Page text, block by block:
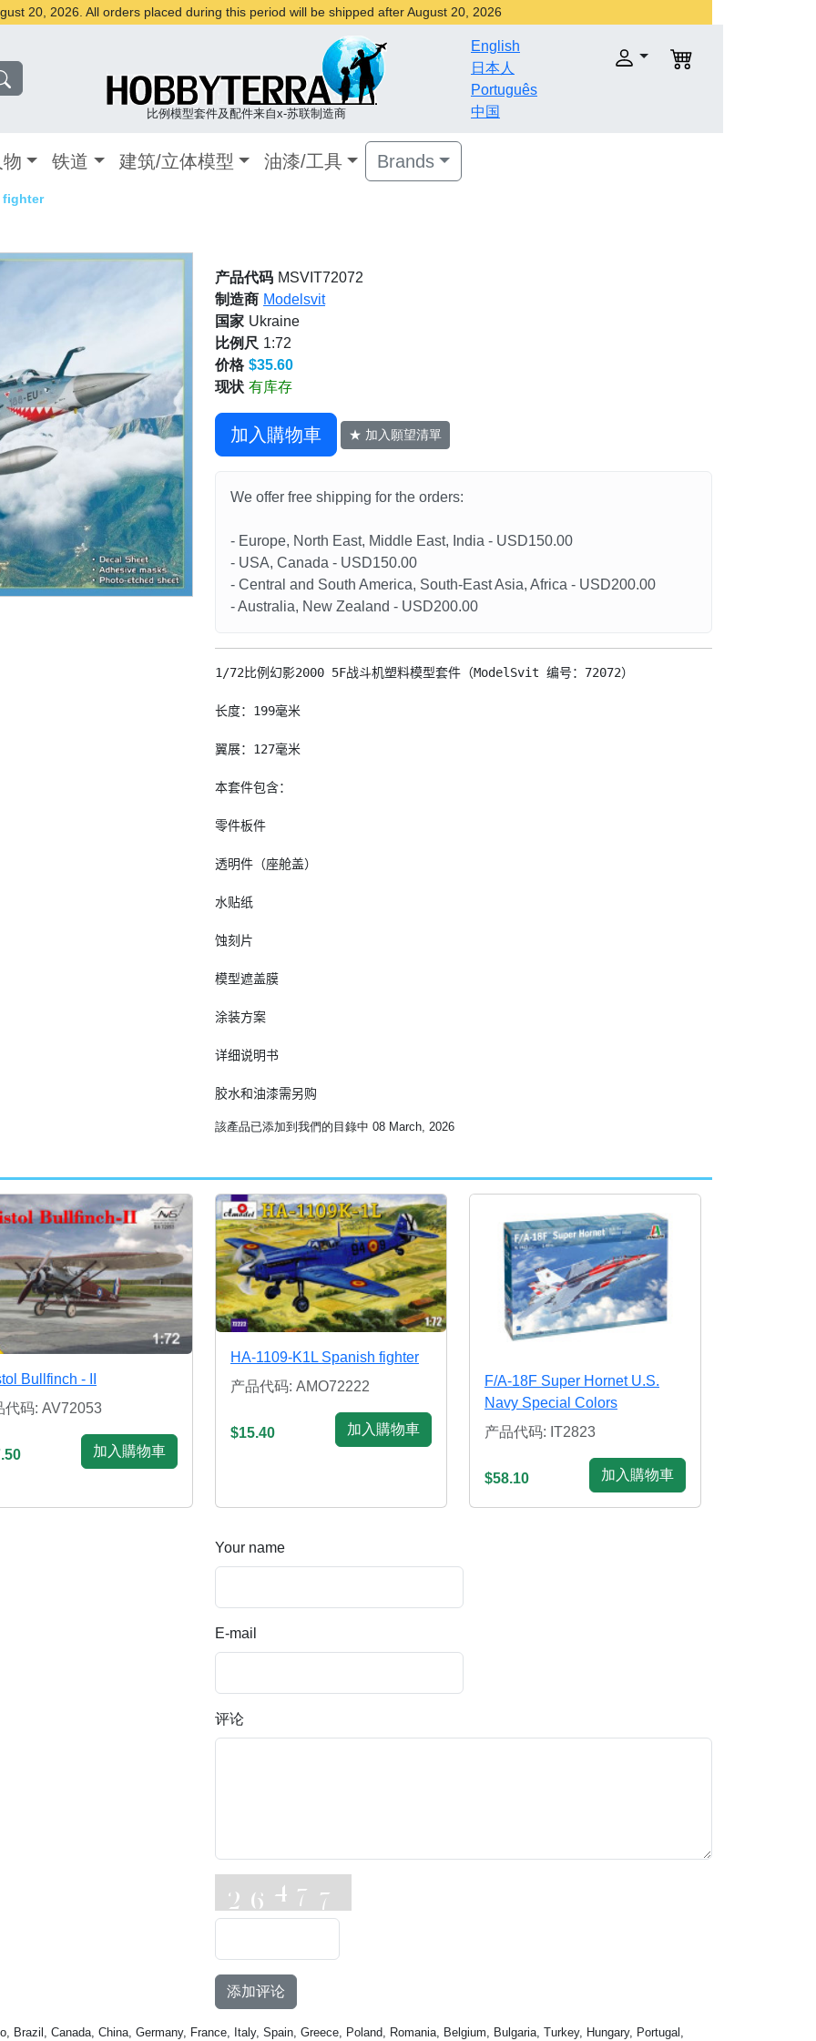
20, 2026. All orders placed during this period will be shipped after August 20, 2026
比例模型套件及配件来自x-苏联制造商
English
日本人
Português
中国
铁道 建筑/立体模型 油漆/工具 Brands
fighter
产品代码 MSVIT72072
制造商 Modelsvit
国家 Ukraine
比例尺 1:72
价格 $35.60
现状 有库存
加入購物車 ★ 加入願望清單
We offer free shipping for the orders:
- Europe, North East, Middle East, India - USD150.00
- USA, Canada - USD150.00
- Central and South America, South-East Asia, Africa - USD200.00
- Australia, New Zealand - USD200.00
1/72比例幻影2000 5F战斗机塑料模型套件（ModelSvit 编号：72072）
长度：199毫米
翼展：127毫米
本套件包含：
零件板件
透明件（座舱盖）
水贴纸
蚀刻片
模型遮盖膜
涂装方案
详细说明书
胶水和油漆需另购
該產品已添加到我們的目錄中 08 March, 2026
Bullfinch - II
代码: AV72053
加入購物車
HA-1109-K1L Spanish fighter
产品代码: AMO72222
$15.40 加入購物車
F/A-18F Super Hornet U.S.
Navy Special Colors
产品代码: IT2823
$58.10 加入購物車
Your name
E-mail
评论
添加评论
Brazil, Canada, China, Germany, France, Italy, Spain, Greece, Poland, Romania, Belgium, Bulgaria, Turkey, Hungary, Portugal,